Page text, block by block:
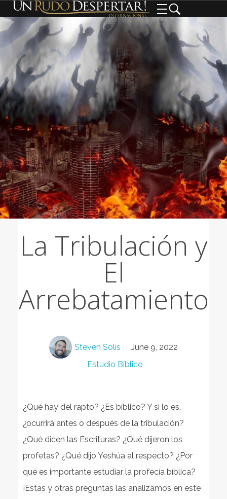
La Tribulación y
El
Arrebatamiento
Steven Solís
June 9, 2022
Estudio Bíblico
¿Qué hay del rapto? ¿Es bíblico? Y si lo es,
¿ocurrirá antes o después de la tribulación?
¿Qué dicen las Escrituras? ¿Qué dijeron los
profetas? ¿Qué dijo Yeshúa al respecto? ¿Por
qué es importante estudiar la profecía bíblica?
¡Estas y otras preguntas las analizamos en este